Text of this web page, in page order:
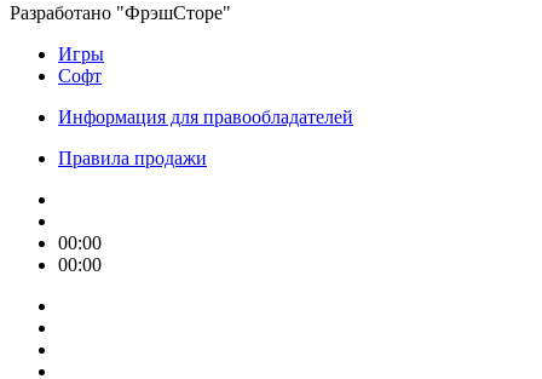
Разработано "ФрэшСторе"
Игры
Софт
Информация для правообладателей
Правила продажи
00:00
00:00